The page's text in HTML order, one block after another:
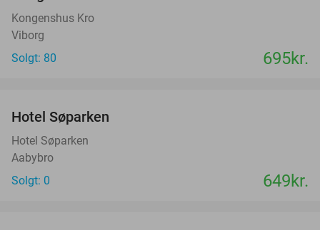
Kongenshus Kro
Viborg
Solgt: 80
695kr.
Hotel Søparken
Hotel Søparken
Aabybro
Solgt: 0
649kr.